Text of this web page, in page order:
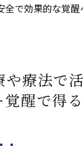
全で効果的な覚醒
療法で
覚醒で得